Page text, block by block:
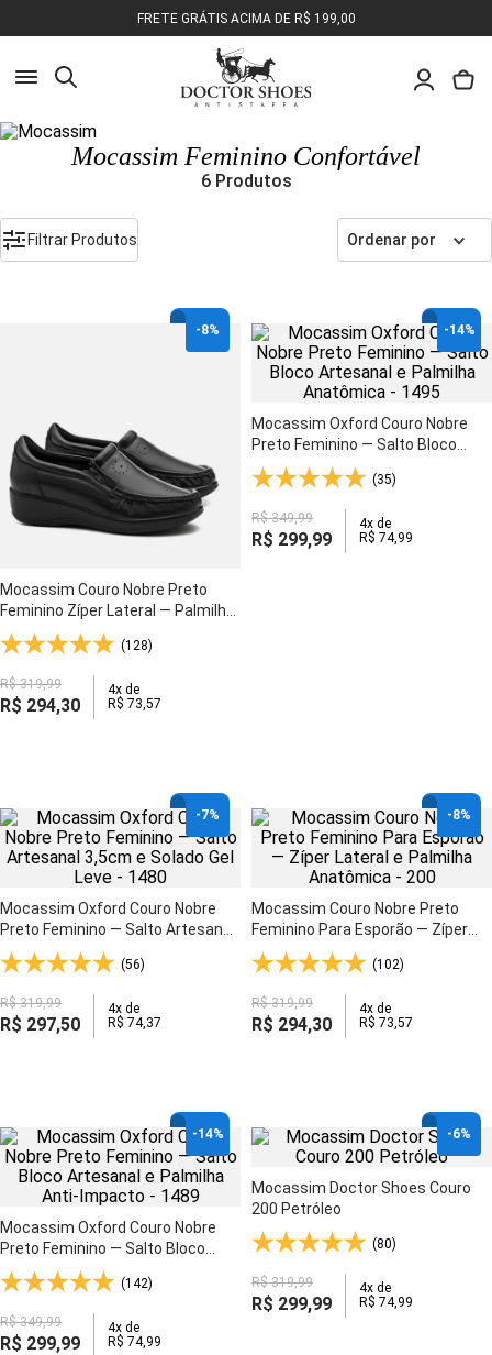
FRETE GRÁTIS ACIMA DE R$ 199,00
Olá, o que você deseja encontrar?
Mocassim Feminino Confortável
6 Produtos
Filtrar Produtos Ordenar por
-8%
Mocassim Couro Nobre Preto
Feminino Zíper Lateral — Palmilha
Anti-Impacto e Solado Gel Flexível
- 200
(128)
R$ 319,99
R$ 294,30
4x de
R$ 73,57
-14%
Mocassim Oxford Couro Nobre
Preto Feminino — Salto Bloco
Artesanal e Palmilha Anatômica -
1495
(35)
R$ 349,99
R$ 299,99
4x de
R$ 74,99
-7%
Mocassim Oxford Couro Nobre
Preto Feminino — Salto Artesanal
3,5cm e Solado Gel Leve - 1480
(56)
R$ 319,99
R$ 297,50
4x de
R$ 74,37
-8%
Mocassim Couro Nobre Preto
Feminino Para Esporão — Zíper
Lateral e Palmilha Anatômica -
200
(102)
R$ 319,99
R$ 294,30
4x de
R$ 73,57
-14%
Mocassim Oxford Couro Nobre
Preto Feminino — Salto Bloco
Artesanal e Palmilha Anti-
Impacto - 1489
(142)
R$ 349,99
R$ 299,99
4x de
R$ 74,99
-6%
Mocassim Doctor Shoes Couro
200 Petróleo
(80)
R$ 319,99
R$ 299,99
4x de
R$ 74,99